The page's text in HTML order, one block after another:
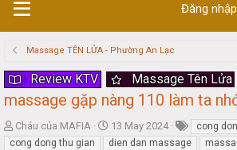
Đăng nhập
Massage TÊN LỬA - Phường An Lạc
Review KTV Massage Tên Lửa
massage gặp nàng 110 làm ta
T
h
Cháu của MAFIA
S
t
13 May 2024
cong
cong dong thu gian
dien dan massage